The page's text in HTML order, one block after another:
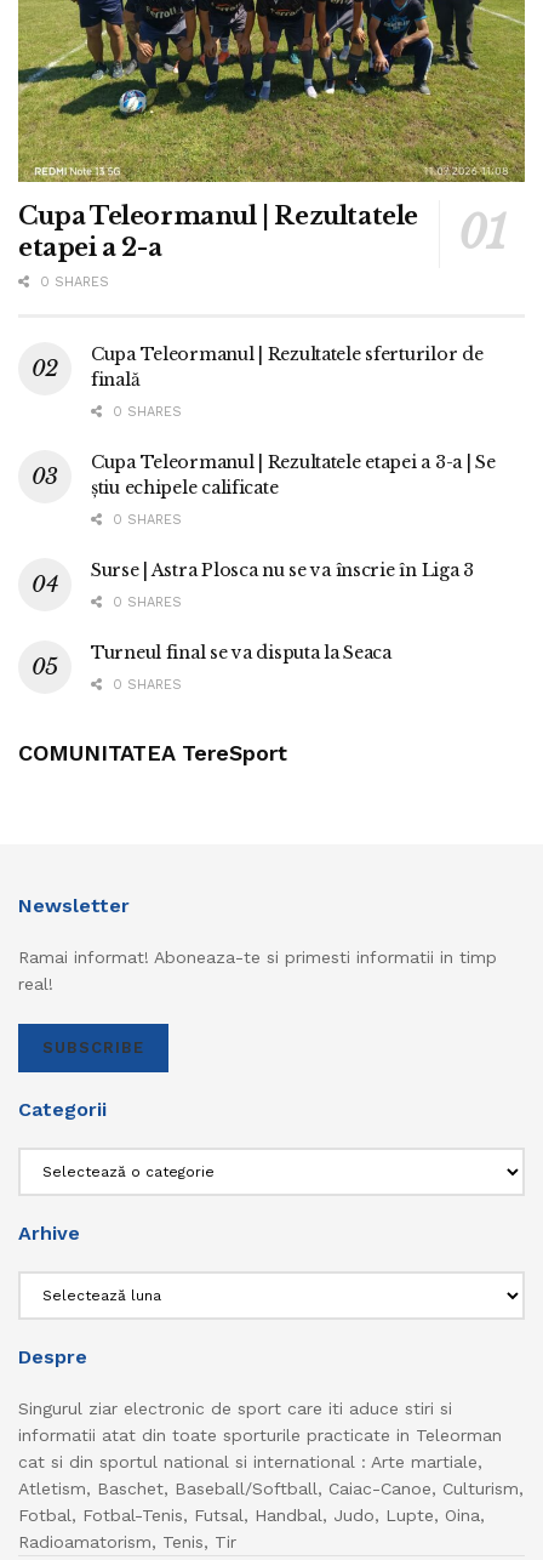
Cupa Teleormanul | Rezultatele
etapei a 2-a
0 SHARES
Cupa Teleormanul | Rezultatele sferturilor de
finală
0 SHARES
Cupa Teleormanul | Rezultatele etapei a 3-a | Se
știu echipele calificate
0 SHARES
Surse | Astra Plosca nu se va înscrie în Liga 3
0 SHARES
Turneul final se va disputa la Seaca
0 SHARES
COMUNITATEA TereSport
Newsletter
Ramai informat! Aboneaza-te si primesti informatii in timp
real!
SUBSCRIBE
Categorii
Arhive
Despre
Singurul ziar electronic de sport care iti aduce stiri si
informatii atat din toate sporturile practicate in Teleorman
cat si din sportul national si international : Arte martiale,
Atletism, Baschet, Baseball/Softball, Caiac-Canoe, Culturism,
Fotbal, Fotbal-Tenis, Futsal, Handbal, Judo, Lupte, Oina,
Radioamatorism, Tenis, Tir